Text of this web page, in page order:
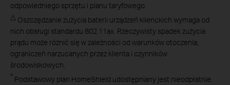
odpowiedniego sprzętu i planu taryfowego.
△ Oszczędzanie zużycia baterii urządzeń klienckich wymaga od
nich obsługi standardu 802.11ax. Rzeczywisty spadek zużycia
prądu może różnić się w zależności od warunków otoczenia,
ograniczeń narzucanych przez klienta i czynników
środowiskowych
* Podstawowy plan HomeShield udostępniany jest nieodpłatnie.